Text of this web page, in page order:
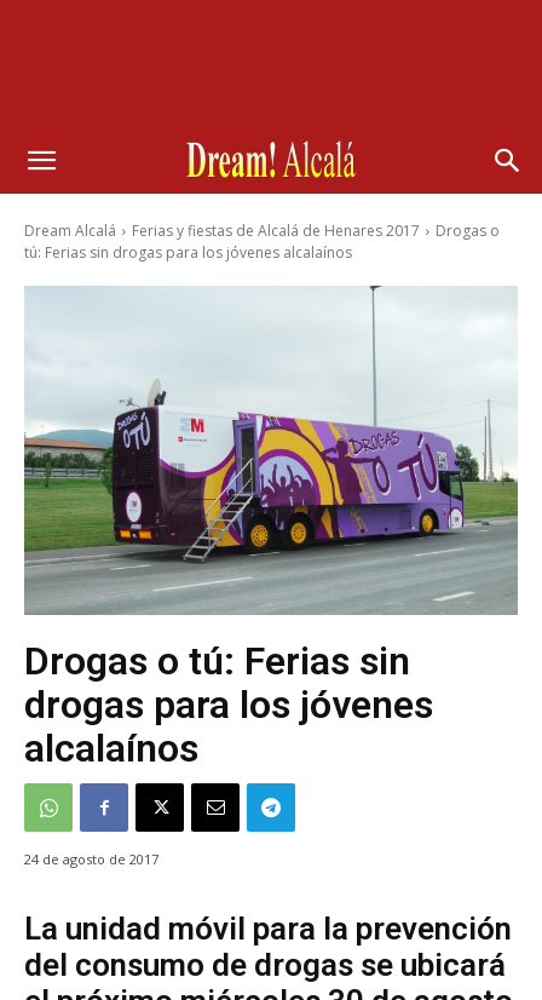
Dream Alcalá Ferias y fiestas de Alcalá de Henares 2017
Drogas o
tú: Ferias sin drogas para los jóvenes alcalaínos
Drogas o tú: Ferias sin
drogas para los jóvenes
alcalaínos
24 de agosto de 2017
La unidad móvil para la prevención
del consumo de drogas se ubicará